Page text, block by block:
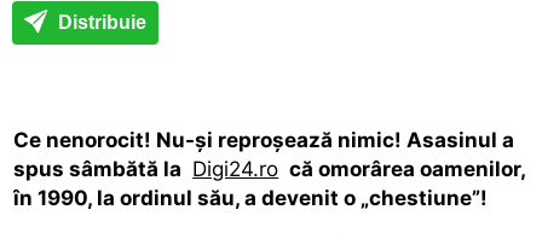
Distribuie
Ce nenorocit! Nu-și reproșează nimic! Asasinul a
spus sâmbătă la Digi24.ro că omorârea oamenilor,
în 1990, la ordinul său, a devenit o „chestiune”!